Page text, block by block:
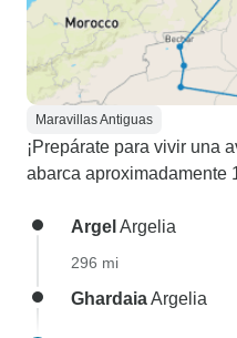
Maravillas Antiguas
¡Prepárate para vivir una
abarca aproximadamente
Argel Argelia
296 mi
GhardaiaArgelia